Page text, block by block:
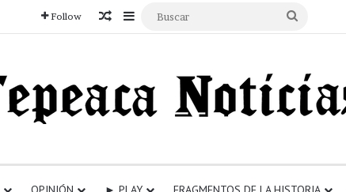
Follow Articulo aleatorio
Sidebar